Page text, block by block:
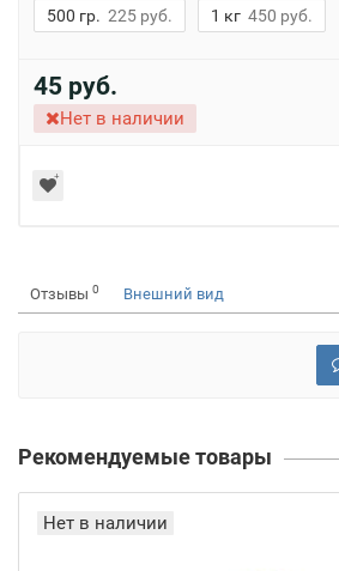
500 гр. 225 руб. 1 кг 450 руб.
45 руб.
Нет в наличии
Отзывы 0 Внешний вид
Рекомендуемые товары
Нет в наличии